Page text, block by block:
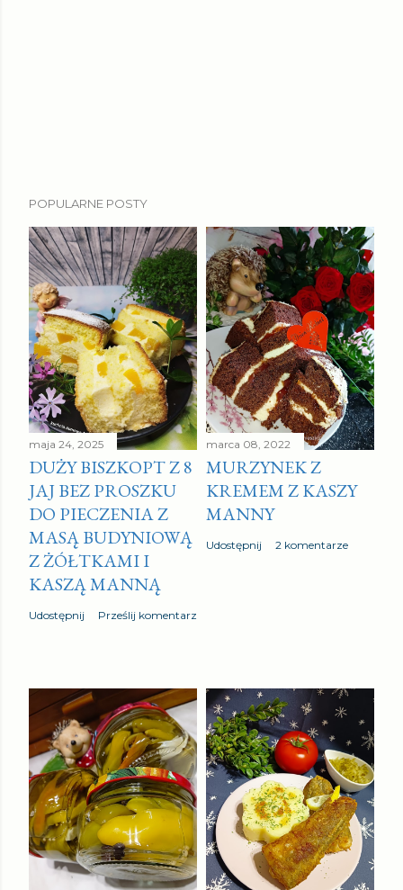
POPULARNE POSTY
maja 24, 2025
DUŻY BISZKOPT Z 8
JAJ BEZ PROSZKU
DO PIECZENIA Z
MASĄ BUDYNIOWĄ
Z ŻÓŁTKAMI I
KASZĄ MANNĄ
Udostępnij Prześlij komentarz
marca 08, 2022
MURZYNEK Z
KREMEM Z KASZY
MANNY
Udostępnij 2 komentarze